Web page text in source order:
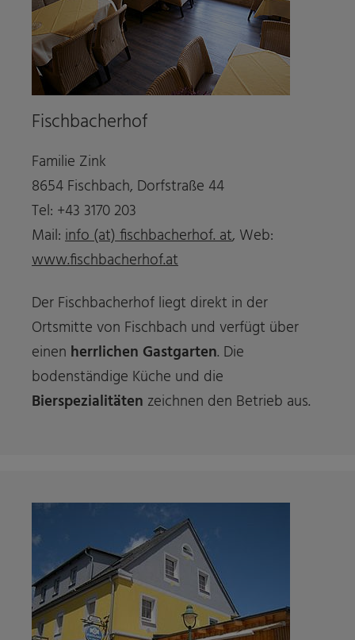
Fischbacherhof
Familie Zink
8654 Fischbach, Dorfstraße 44
Tel: +43 3170 203
Mail: info (at) fischbacherhof. at, Web:
www.fischbacherhof.at
Der Fischbacherhof liegt direkt in der
Ortsmitte von Fischbach und verfügt über
einen herrlichen Gastgarten. Die
bodenständige Küche und die
Bierspezialitäten zeichnen den Betrieb aus.